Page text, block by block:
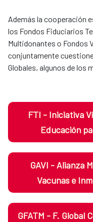
Además la cooperación
los Fondos Fiduciarios
Multidonantes o Fondos
conjuntamente
Globales, algunos de los
FTI - Iniciativa
Educación
GAVI - Alianza
Vacunas e
GFATM - F. Global